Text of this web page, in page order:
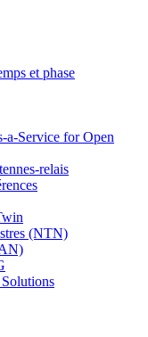
et phase
a-Service for Open
relais
(NTN)